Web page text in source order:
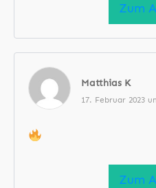
Zum
Matthias K
17. Februar 2023
Zum